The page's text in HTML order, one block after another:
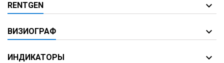
RENTGEN
ВИЗИОГРАФ
ИНДИКАТОРЫ